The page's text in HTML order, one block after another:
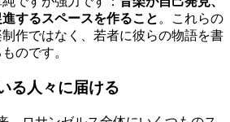
するスペースを作ること 。これらの
作ではなく、若者に彼らの物語を書
のです。
る人々に届ける